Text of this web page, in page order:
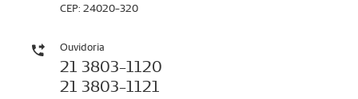
CEP: 24020-320
Ouvidoria
21 3803-1120
21 3803-1121